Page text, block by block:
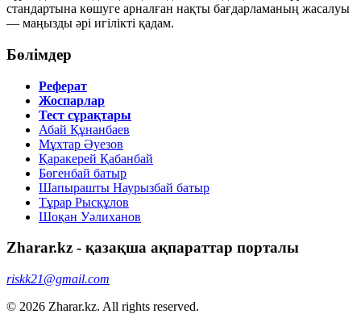
стандартына көшуге арналған нақты бағдарламаның жасалуы
— маңызды әрі игілікті қадам.
Бөлімдер
Реферат
Жоспарлар
Тест сұрақтары
Абай Құнанбаев
Мұхтар Әуезов
Қаракерей Қабанбай
Бөгенбай батыр
Шапырашты Наурызбай батыр
Тұрар Рысқұлов
Шоқан Уәлиханов
Zharar.kz - қазақша ақпараттар порталы
riskk21@gmail.com
© 2026 Zharar.kz. All rights reserved.